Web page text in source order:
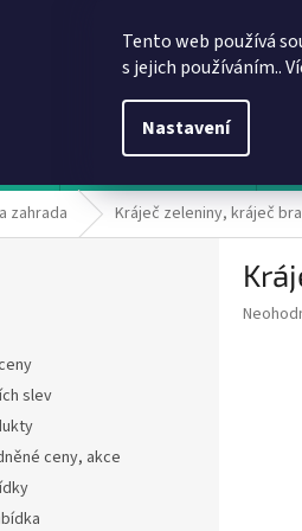
Tento web používá
s jejich používáním..
Nastavení
zahrada Kráječ zeleniny, kráječ
slev
ceny, akce